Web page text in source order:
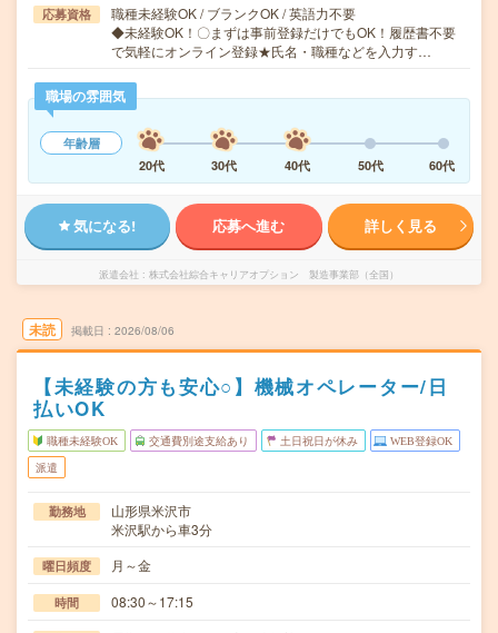
応募資格
職種未経験OK / ブランクOK / 英語力不要
◆未経験OK！〇まずは事前登録だけでもOK！履歴書不要
で気軽にオンライン登録★氏名・職種などを入力す…
職場の雰囲気
年齢層
20代
30代 40代 50代 60代
気になる! 応募へ進む 詳しく見る
派遣会社 株式会社綜合キャリアオプション 製造事業部（全国）
未読 掲載日 2026/08/06
【未経験の方も安心○】機械オペレーター/日
払いOK
職種未経験OK 交通費別途支給あり 土日祝日が休み WEB登録OK
派遣
勤務地
山形県米沢市
米沢駅から車3分
曜日頻度 月～金
時間 08:30～17:15